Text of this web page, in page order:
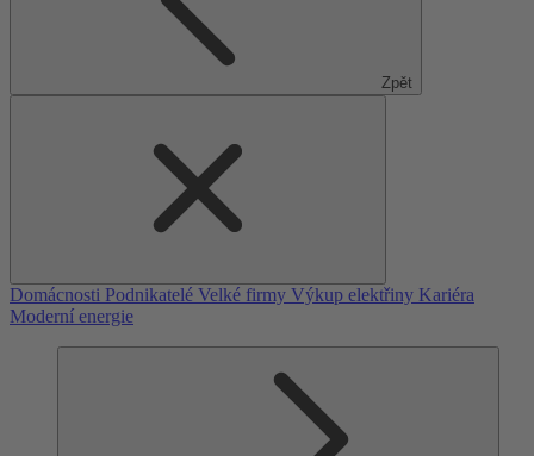
Zpět
Domácnosti Podnikatelé Velké firmy Výkup elektřiny Kariéra
Moderní energie